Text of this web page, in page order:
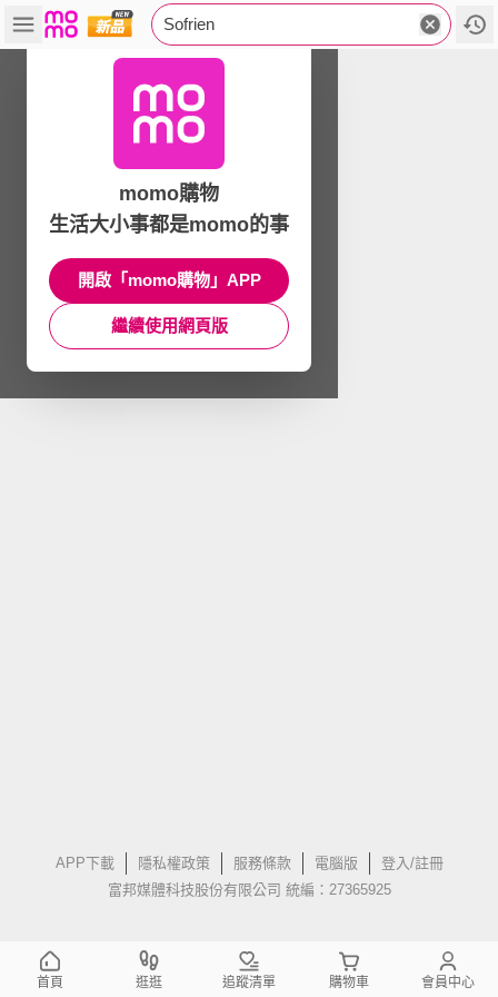
Sofrien
APP下載 隱私權政策 服務條款 電腦版
登入/註冊
富邦媒體科技股份有限公司 統編：27365925
momo購物
生活大小事都是momo的事
開啟「momo購物」APP
繼續使用網頁版
首頁 逛逛 追蹤清單 購物車 會員中心